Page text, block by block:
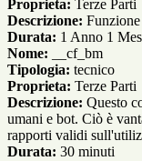
Proprieta: Terze Parti
Descrizione: Funzione
Durata: 1 Anno 1
Nome: __cf_bm
Tipologia: tecnico
Proprieta: Terze Parti
Descrizione: Questo
umani e bot. Ciò è
rapporti validi
Durata: 30 minuti